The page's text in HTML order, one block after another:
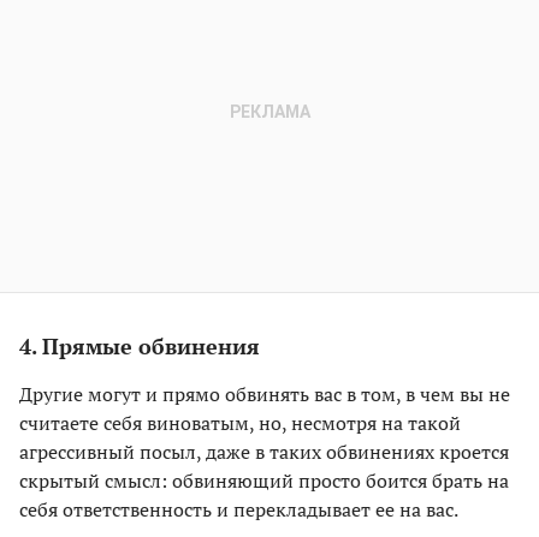
4. Прямые обвинения
Другие могут и прямо обвинять вас в том, в чем вы не
считаете себя виноватым, но, несмотря на такой
агрессивный посыл, даже в таких обвинениях кроется
скрытый смысл: обвиняющий просто боится брать на
себя ответственность и перекладывает ее на вас.